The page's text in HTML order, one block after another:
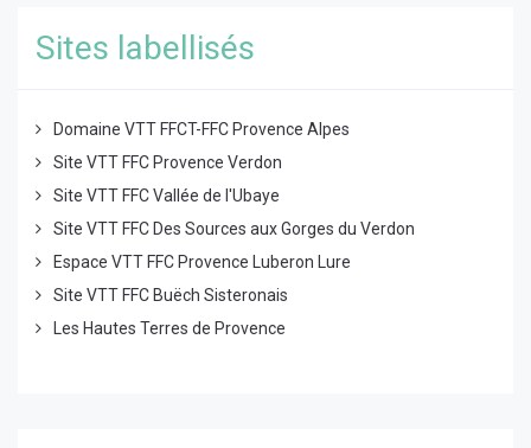
Sites labellisés
Domaine VTT FFCT-FFC Provence Alpes
Site VTT FFC Provence Verdon
Site VTT FFC Vallée de l'Ubaye
Site VTT FFC Des Sources aux Gorges du Verdon
Espace VTT FFC Provence Luberon Lure
Site VTT FFC Buëch Sisteronais
Les Hautes Terres de Provence